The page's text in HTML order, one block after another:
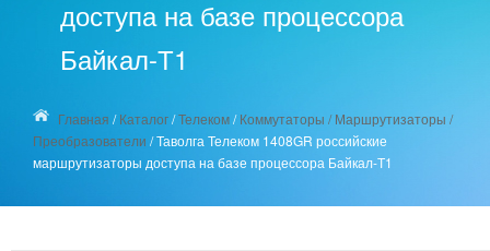
доступа на базе процессора
Байкал-Т1
Главная /Каталог/Телеком/Коммутаторы / Маршрутизаторы /
Преобразователи /Таволга Телеком 1408GR российские
маршрутизаторы доступа на базе процессора Байкал-Т1